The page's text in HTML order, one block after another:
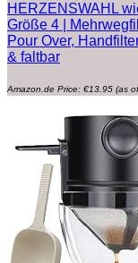
HERZENSWAHL
Größe 4 |
Pour Over,
& faltbar
Amazon.de Price: €13.95 (as